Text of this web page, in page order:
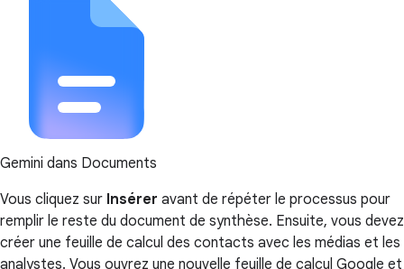
Gemini dans Documents
Vous cliquez sur Insérer avant de répéter le processus pour
remplir le reste du document de synthèse. Ensuite, vous devez
créer une feuille de calcul des contacts avec les médias et les
analystes. Vous ouvrez une nouvelle feuille de calcul Google et